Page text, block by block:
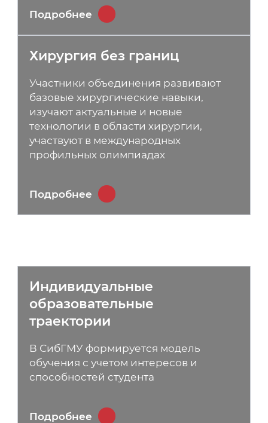
Подробнее
Хирургия без границ
Участники объединения развивают
базовые хирургические навыки,
изучают актуальные и новые
технологии в области хирургии,
участвуют в международных
профильных олимпиадах
Подробнее
Индивидуальные
образовательные
траектории
В СибГМУ формируется модель
обучения с учетом интересов и
способностей студента
Подробнее